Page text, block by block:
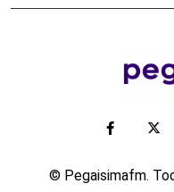
© Pegaisimafm.